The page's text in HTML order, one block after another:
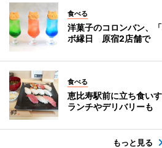
食べる
洋菓子のコロンバン、
ボ縁日 原宿2店舗で
食べる
恵比寿駅前に立ち食い
ランチやデリバリーも
もっと見る